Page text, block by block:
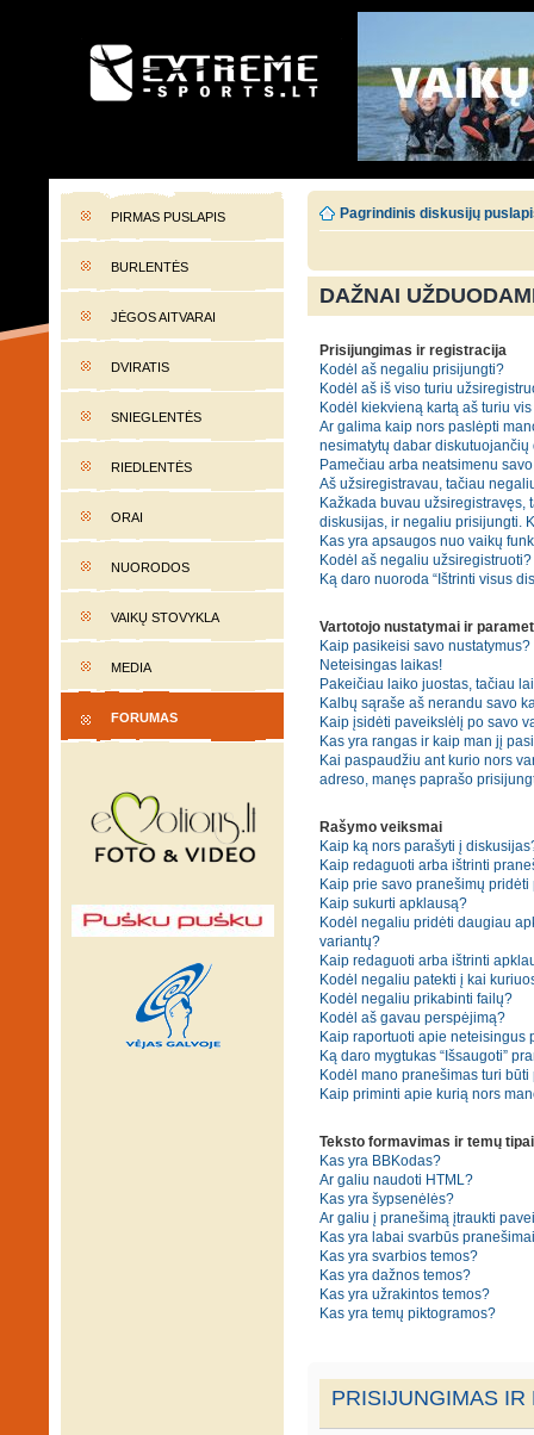
EXTREME-SPORTS.LT
PIRMAS PUSLAPIS
BURLENTĖS
JĖGOS AITVARAI
DVIRATIS
SNIEGLENTĖS
RIEDLENTĖS
ORAI
NUORODOS
VAIKŲ STOVYKLA
MEDIA
FORUMAS
Pagrindinis diskusijų
DAŽNAI
Prisijungimas ir registracija
Kodėl aš negaliu prisijungti?
Kodėl aš iš viso turiu
Kodėl kiekvieną kartą aš turiu
Ar galima kaip nors paslėpti
nesimatytų dabar
Pamečiau arba neatsimenu
Aš užsiregistravau, tačiau
Kažkada buvau užsiregistravęs,
diskusijas, ir negaliu prisijungti.
Kas yra apsaugos nuo vaikų
Kodėl aš negaliu užsiregistruoti?
Ką daro nuoroda “Ištrinti visus
Vartotojo nustatymai ir
Kaip pasikeisi savo nustatymus?
Neteisingas laikas!
Pakeičiau laiko juostas, tačiau
Kalbų sąraše aš nerandu savo
Kaip įsidėti paveikslėlį po savo
Kas yra rangas ir kaip man jį
Kai paspaudžiu ant kurio nors
adreso, manęs paprašo
Rašymo veiksmai
Kaip ką nors parašyti į
Kaip redaguoti arba ištrinti
Kaip prie savo pranešimų pridėti
Kaip sukurti apklausą?
Kodėl negaliu pridėti daugiau
variantų?
Kaip redaguoti arba ištrinti
Kodėl negaliu patekti į kai
Kodėl negaliu prikabinti failų?
Kodėl aš gavau perspėjimą?
Kaip raportuoti apie neteisingus
Ką daro mygtukas “Išsaugoti”
Kodėl mano pranešimas turi būti
Kaip priminti apie kurią nors
Teksto formavimas ir temų tipai
Kas yra BBKodas?
Ar galiu naudoti HTML?
Kas yra šypsenėlės?
Ar galiu į pranešimą įtraukti
Kas yra labai svarbūs
Kas yra svarbios temos?
Kas yra dažnos temos?
Kas yra užrakintos temos?
Kas yra temų piktogramos?
PRISIJUNGIMAS IR